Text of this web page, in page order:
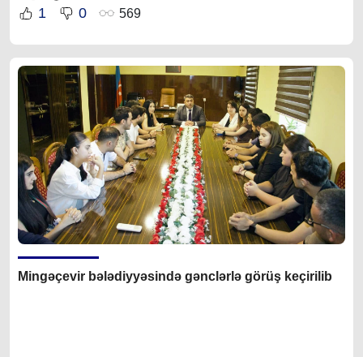
1 0 569
Mingəçevir bələdiyyəsində gənclərlə görüş keçirilib